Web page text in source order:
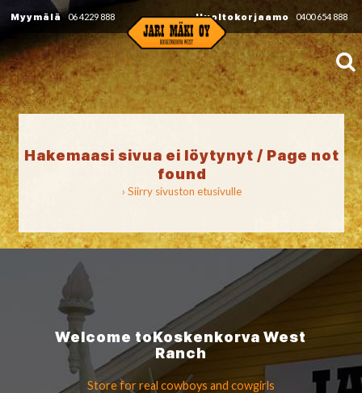
Myymälä 06 4229 888 Huoltokorjaamo 0400 654 888
Hakemaasi sivua ei löytynyt / Page not
found
› Siirry sivuston etusivulle
Welcome toKoskenkorvaWest
Ranch
Store for real cowboys and cowgirls